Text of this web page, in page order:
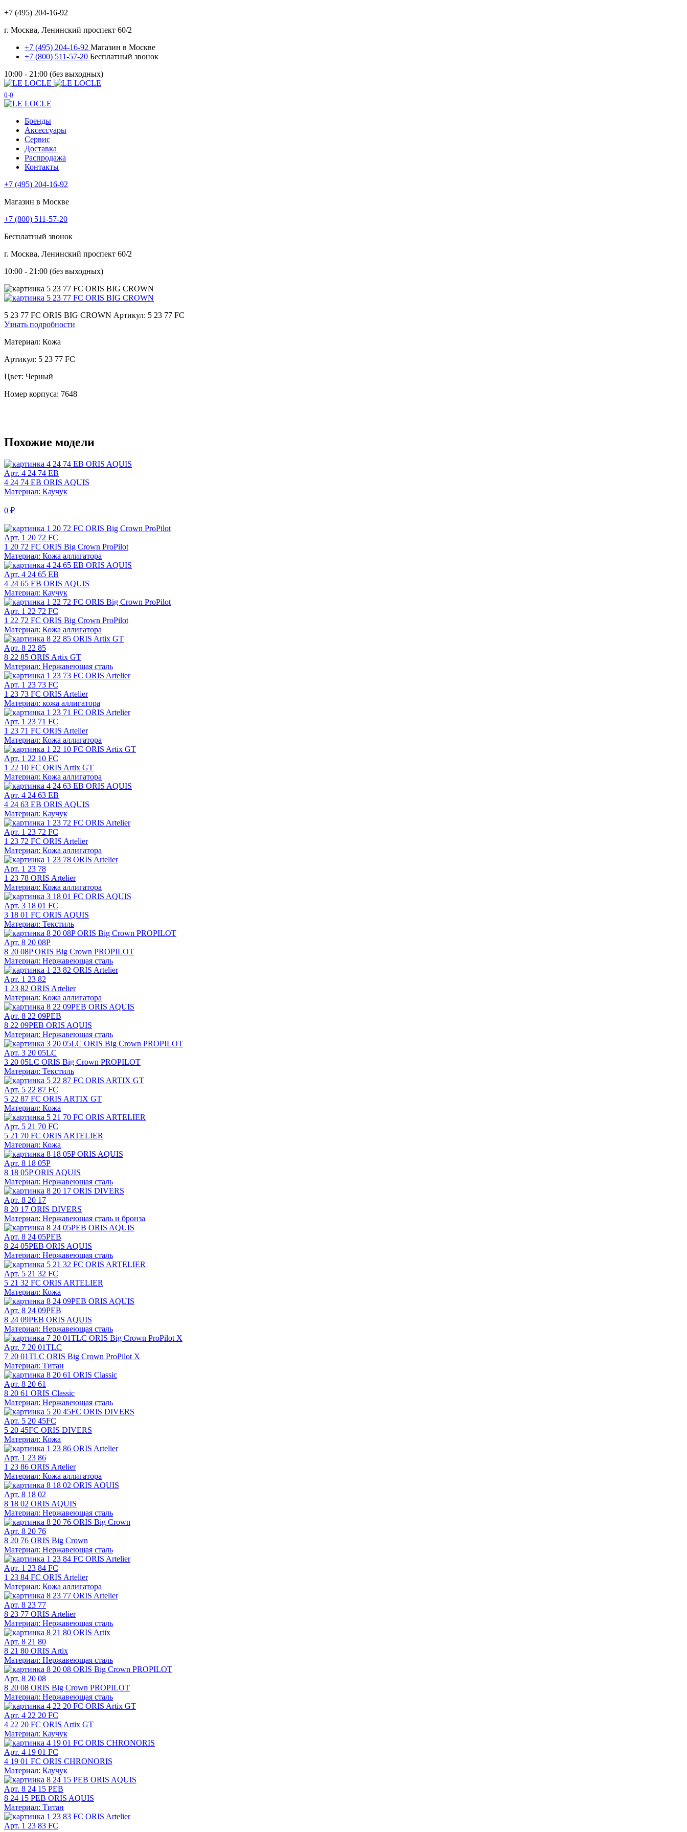
+7 (495) 204-16-92
г. Москва, Ленинский проспект 60/2
+7 (495) 204-16-92 Магазин в Москве
+7 (800) 511-57-20 Бесплатный звонок
10:00 - 21:00 (без выходных)
0 0
Бренды
Аксессуары
Сервис
Доставка
Распродажа
Контакты
+7 (495) 204-16-92
Магазин в Москве
+7 (800) 511-57-20
Бесплатный звонок
г. Москва, Ленинский проспект 60/2
10:00 - 21:00 (без выходных)
5 23 77 FC ORIS BIG CROWN Артикул: 5 23 77 FC
Узнать подробности
Материал: Кожа
Артикул: 5 23 77 FC
Цвет: Черный
Номер корпуса: 7648
Похожие модели
Арт. 4 24 74 EB
4 24 74 EB ORIS AQUIS
Материал: Каучук
0 ₽
Арт. 1 20 72 FC
1 20 72 FC ORIS Big Crown ProPilot
Материал: Кожа аллигатора
Арт. 4 24 65 EB
4 24 65 EB ORIS AQUIS
Материал: Каучук
Арт. 1 22 72 FC
1 22 72 FC ORIS Big Crown ProPilot
Материал: Кожа аллигатора
Арт. 8 22 85
8 22 85 ORIS Artix GT
Материал: Нержавеющая сталь
Арт. 1 23 73 FC
1 23 73 FC ORIS Artelier
Материал: кожа аллигатора
Арт. 1 23 71 FC
1 23 71 FC ORIS Artelier
Материал: Кожа аллигатора
Арт. 1 22 10 FC
1 22 10 FC ORIS Artix GT
Материал: Кожа аллигатора
Арт. 4 24 63 EB
4 24 63 EB ORIS AQUIS
Материал: Каучук
Арт. 1 23 72 FC
1 23 72 FC ORIS Artelier
Материал: Кожа аллигатора
Арт. 1 23 78
1 23 78 ORIS Artelier
Материал: Кожа аллигатора
Арт. 3 18 01 FC
3 18 01 FC ORIS AQUIS
Материал: Текстиль
Арт. 8 20 08P
8 20 08P ORIS Big Crown PROPILOT
Материал: Нержавеющая сталь
Арт. 1 23 82
1 23 82 ORIS Artelier
Материал: Кожа аллигатора
Арт. 8 22 09PEB
8 22 09PEB ORIS AQUIS
Материал: Нержавеющая сталь
Арт. 3 20 05LC
3 20 05LC ORIS Big Crown PROPILOT
Материал: Текстиль
Арт. 5 22 87 FC
5 22 87 FC ORIS ARTIX GT
Материал: Кожа
Арт. 5 21 70 FC
5 21 70 FC ORIS ARTELIER
Материал: Кожа
Арт. 8 18 05P
8 18 05P ORIS AQUIS
Материал: Нержавеющая сталь
Арт. 8 20 17
8 20 17 ORIS DIVERS
Материал: Нержавеющая сталь и бронза
Арт. 8 24 05PEB
8 24 05PEB ORIS AQUIS
Материал: Нержавеющая сталь
Арт. 5 21 32 FC
5 21 32 FC ORIS ARTELIER
Материал: Кожа
Арт. 8 24 09PEB
8 24 09PEB ORIS AQUIS
Материал: Нержавеющая сталь
Арт. 7 20 01TLC
7 20 01TLC ORIS Big Crown ProPilot X
Материал: Титан
Арт. 8 20 61
8 20 61 ORIS Classic
Материал: Нержавеющая сталь
Арт. 5 20 45FC
5 20 45FC ORIS DIVERS
Материал: Кожа
Арт. 1 23 86
1 23 86 ORIS Artelier
Материал: Кожа аллигатора
Арт. 8 18 02
8 18 02 ORIS AQUIS
Материал: Нержавеющая сталь
Арт. 8 20 76
8 20 76 ORIS Big Crown
Материал: Нержавеющая сталь
Арт. 1 23 84 FC
1 23 84 FC ORIS Artelier
Материал: Кожа аллигатора
Арт. 8 23 77
8 23 77 ORIS Artelier
Материал: Нержавеющая сталь
Арт. 8 21 80
8 21 80 ORIS Artix
Материал: Нержавеющая сталь
Арт. 8 20 08
8 20 08 ORIS Big Crown PROPILOT
Материал: Нержавеющая сталь
Арт. 4 22 20 FC
4 22 20 FC ORIS Artix GT
Материал: Каучук
Арт. 4 19 01 FC
4 19 01 FC ORIS CHRONORIS
Материал: Каучук
Арт. 8 24 15 PEB
8 24 15 PEB ORIS AQUIS
Материал: Титан
Арт. 1 23 83 FC